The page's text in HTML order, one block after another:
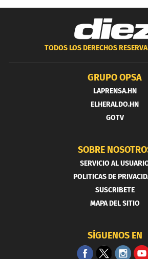
TODOS LOS DERECHOS
GRUPO OPSA
LAPRENSA.HN
ELHERALDO.HN
GOTV
SOBRE
SERVICIO AL
POLITICAS DE
SUSCRIBETE
MAPA DEL SITIO
SÍGUENOS EN